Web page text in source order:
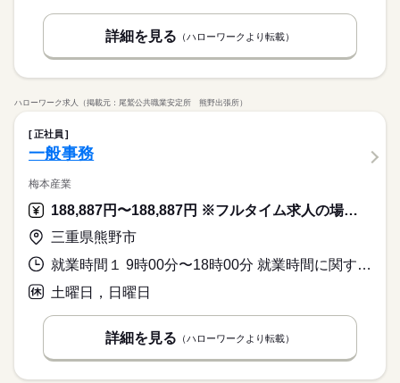
詳細を見る （ハローワークより転載）
ハローワーク求人（掲載元：尾鷲公共職業安定所 熊野出張所）
正社員
一般事務
梅本産業
188,887円〜188,887円 ※フルタイム求人の場合は月額（換算額）、パート求人の場合は時間額を表示しています。
三重県熊野市
就業時間１ 9時00分〜18時00分 就業時間に関する特記事項 勤務時間は相談に応じます。
土曜日，日曜日
詳細を見る （ハローワークより転載）